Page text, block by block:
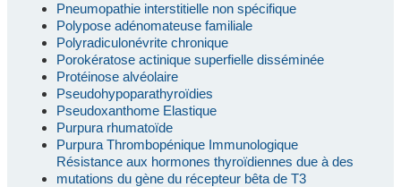
Pneumopathie interstitielle non spécifique
Polypose adénomateuse familiale
Polyradiculonévrite chronique
Porokératose actinique superfielle disséminée
Protéinose alvéolaire
Pseudohypoparathyroïdies
Pseudoxanthome Elastique
Purpura rhumatoïde
Purpura Thrombopénique Immunologique
Résistance aux hormones thyroïdiennes due à des
mutations du gène du récepteur bêta de T3